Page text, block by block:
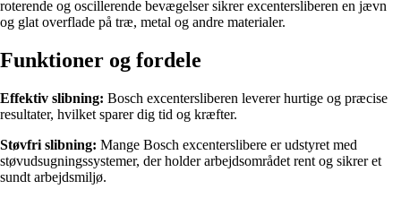
roterende og oscillerende bevægelser sikrer excentersliberen en jævn
og glat overflade på træ, metal og andre materialer.
Funktioner og fordele
Effektiv slibning: Bosch excentersliberen leverer hurtige og præcise
resultater, hvilket sparer dig tid og kræfter.
Støvfri slibning: Mange Bosch excenterslibere er udstyret med
støvudsugningssystemer, der holder arbejdsområdet rent og sikrer et
sundt arbejdsmiljø.